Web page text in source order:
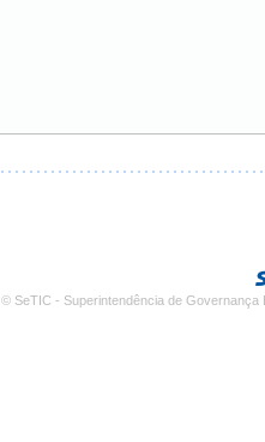
© SeTIC - Superintendência de Governança